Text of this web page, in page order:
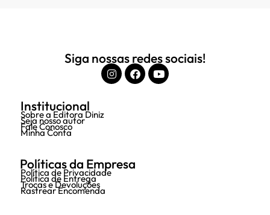
Siga nossas redes sociais!
Institucional
Sobre a Editora Diniz
Seja nosso autor
Fale Conosco
Minha Conta
Políticas da Empresa
Política de Privacidade
Política de Entrega
Trocas e Devoluções
Rastrear Encomenda